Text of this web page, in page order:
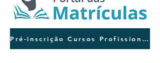
Pré-inscrição Cursos Profissionais 2026/2027